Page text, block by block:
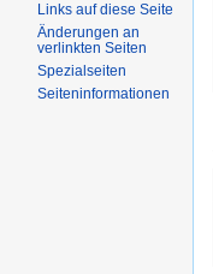
Links auf diese Seite
Änderungen an
verlinkten Seiten
Spezialseiten
Seiten­informationen